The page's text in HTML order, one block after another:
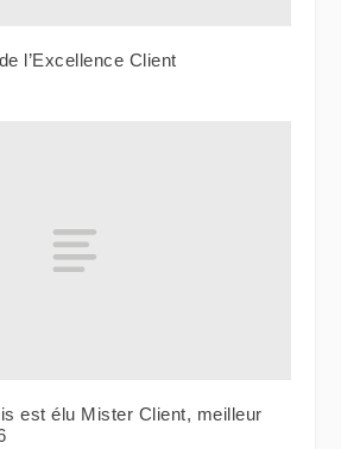
l’Excellence Client
est élu Mister Client, meilleur